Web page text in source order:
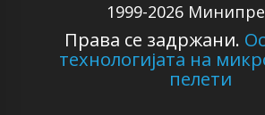
1999-2026
Права се задржани.
технологијата на
пелети